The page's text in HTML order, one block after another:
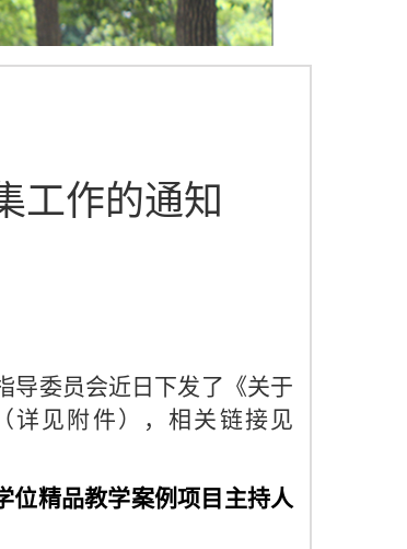
工作的通知
导委员会近日下发了《关于
详见附件），相关链接见
位精品教学案例项目 主持人